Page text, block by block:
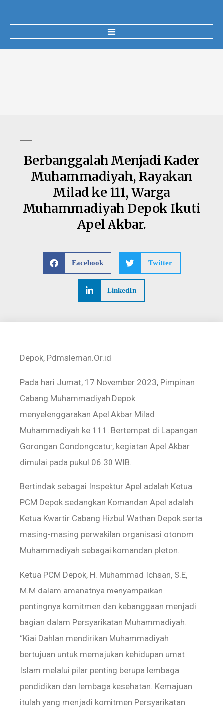
Berbanggalah Menjadi Kader
Muhammadiyah, Rayakan
Milad ke 111, Warga
Muhammadiyah Depok Ikuti
Apel Akbar.
Facebook Twitter
LinkedIn
Depok, Pdmsleman.Or.id
Pada hari Jumat, 17 November 2023, Pimpinan
Cabang Muhammadiyah Depok
menyelenggarakan Apel Akbar Milad
Muhammadiyah ke 111. Bertempat di Lapangan
Gorongan Condongcatur, kegiatan Apel Akbar
dimulai pada pukul 06.30 WIB.
Bertindak sebagai Inspektur Apel adalah Ketua
PCM Depok sedangkan Komandan Apel adalah
Ketua Kwartir Cabang Hizbul Wathan Depok serta
masing-masing perwakilan organisasi otonom
Muhammadiyah sebagai komandan pleton.
Ketua PCM Depok, H. Muhammad Ichsan, S.E,
M.M dalam amanatnya menyampaikan
pentingnya komitmen dan kebanggaan menjadi
bagian dalam Persyarikatan Muhammadiyah.
“Kiai Dahlan mendirikan Muhammadiyah
bertujuan untuk memajukan kehidupan umat
Islam melalui pilar penting berupa lembaga
pendidikan dan lembaga kesehatan. Kemajuan
itulah yang menjadi komitmen Persyarikatan